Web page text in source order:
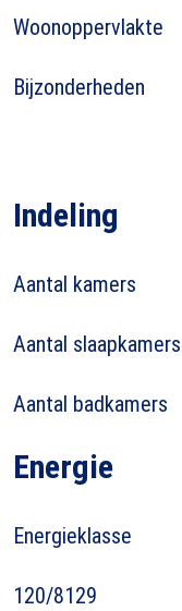
Woonoppervlakte
Bijzonderheden
Indeling
Aantal kamers
Aantal slaapkamers
Aantal badkamers
Energie
Energieklasse
120/8129